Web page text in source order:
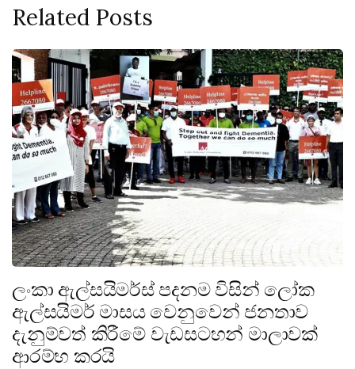
Related Posts
ලංකා ඇල්සයිමර්ස් පදනම විසින් ලෝක
ඇල්සයිමර් මාසය වෙනුවෙන් ජනතාව
දැනුම්වත් කිරීමේ වැඩසටහන් මාලාවක්
ආරම්භ කරයි